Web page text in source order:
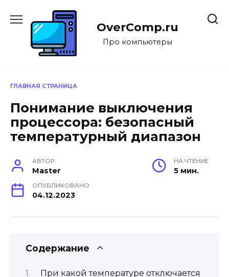
содержанию
OverComp.ru
Про компьютеры
ГЛАВНАЯ СТРАНИЦА
Понимание выключения
процессора: безопасный
температурный диапазон
АВТОР
Master
НА ЧТЕНИЕ
5 мин.
ОПУБЛИКОВАНО
04.12.2023
Содержание
При какой температуре отключается